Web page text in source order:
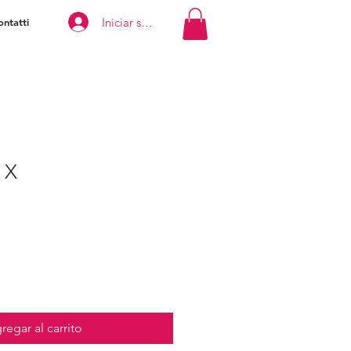
Iniciar sesión
al carrito